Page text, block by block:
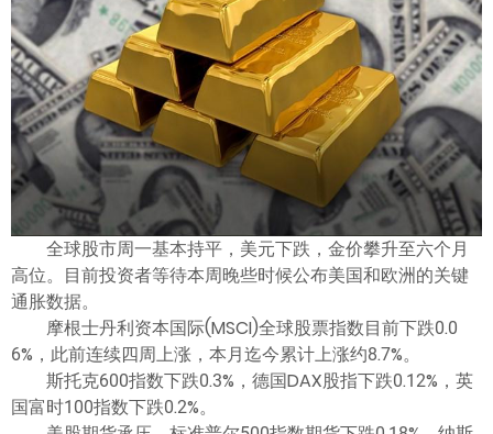
全球股市周一基本持平，美元下跌，金价攀升至六个月
高位。目前投资者等待本周晚些时候公布美国和欧洲的关键
通胀数据。
摩根士丹利资本国际(MSCI)全球股票指数目前下跌0.0
6%，此前连续四周上涨，本月迄今累计上涨约8.7%。
斯托克600指数下跌0.3%，德国DAX股指下跌0.12%，英
国富时100指数下跌0.2%。